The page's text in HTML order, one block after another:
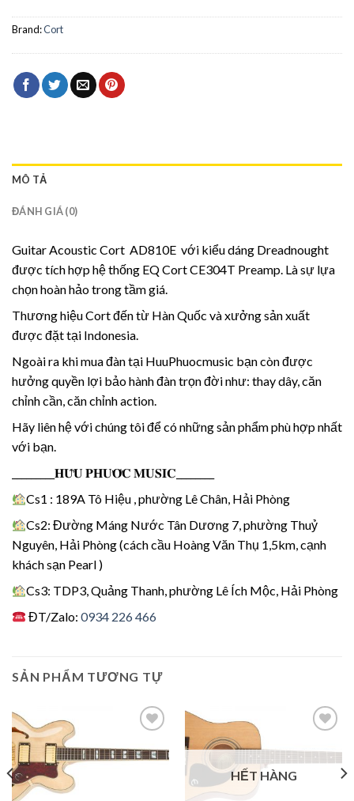
Brand:Cort
MÔ TẢ
ĐÁNH GIÁ (0)
Guitar Acoustic Cort AD810E với kiểu dáng Dreadnought
được tích hợp hệ thống EQ Cort CE304T Preamp. Là sự lựa
chọn hoàn hảo trong tầm giá.
Thương hiệu Cort đến từ Hàn Quốc và xưởng sản xuất
được đặt tại Indonesia.
Ngoài ra khi mua đàn tại HuuPhuocmusic bạn còn được
hưởng quyền lợi bảo hành đàn trọn đời như: thay dây, căn
chỉnh cần, căn chỉnh action.
Hãy liên hệ với chúng tôi để có những sản phẩm phù hợp nhất
với bạn.
_________𝐇𝐔̛̃𝐔 𝐏𝐇𝐔̛𝐎̛́𝐂 𝐌𝐔𝐒𝐈𝐂________
Cs1 : 189A Tô Hiệu , phường Lê Chân, Hải Phòng
Cs2: Đường Máng Nước Tân Dương 7, phường Thuỷ
Nguyên, Hải Phòng (cách cầu Hoàng Văn Thụ 1,5km, cạnh
khách sạn Pearl )
Cs3: TDP3, Quảng Thanh, phường Lê Ích Mộc, Hải Phòng
ĐT/Zalo:0934 226 466
SẢN PHẨM TƯƠNG TỰ
Wishlist
Wishlist
HẾT HÀNG